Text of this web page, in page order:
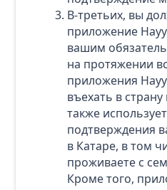
В-третьих, вы
приложение
вашим
на протяжении
приложения
въехать в
также
подтверждения
в Катаре, в том
проживаете с
Кроме того,